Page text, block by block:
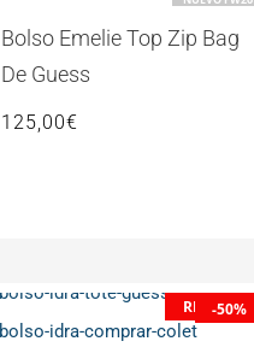
Bolso Emelie Top Zip Bag
De Guess
125,00€
REBAJAS
-50%
El
precio
El
precio